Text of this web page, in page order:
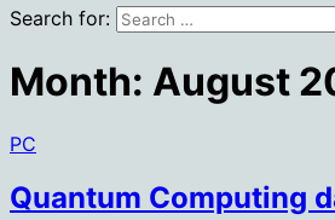
Search for:
Month: August
PC
Quantum Computing